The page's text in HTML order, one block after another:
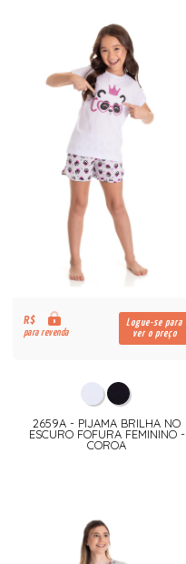
R$
para revenda
Logue-se para
ver o preço
2659A - PIJAMA BRILHA NO
ESCURO FOFURA FEMININO -
COROA